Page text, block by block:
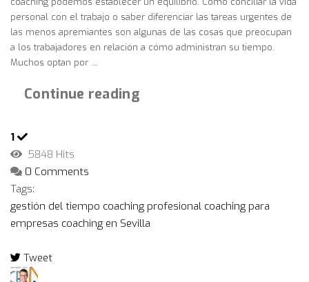
personal con el trabajo o saber diferenciar las tareas urgentes de
las menos apremiantes son algunas de las cosas que preocupan
a los trabajadores en relación a cómo administran su tiempo.
Muchos optan por ...
Continue reading
1
5848 Hits
0 Comments
Tags:
gestión del tiempo coaching profesional coaching para
empresas coaching en Sevilla
Tweet
pinterest